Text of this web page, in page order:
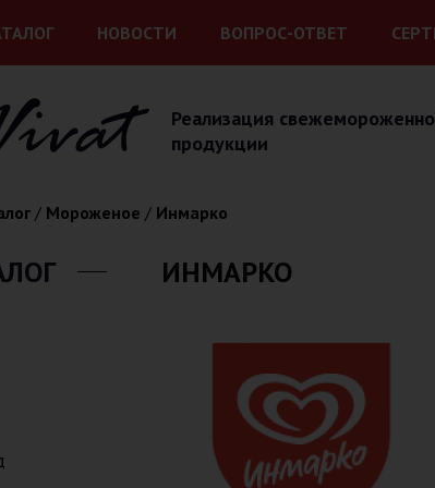
НОВОСТИ ВОПРОС-ОТВЕТ
Реализация
продукции
/ Мороженое / Инмарко
ИНМАРКО